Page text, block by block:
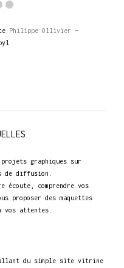
Philippe Ollivier –
graphiques sur
de diffusion.
comprendre vos
proposer des maquettes
vos attentes.
du simple site vitrine